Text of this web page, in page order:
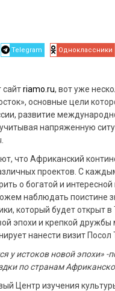
Telegram Одноклассники
сайтriamo.ru, вот уже
основные цели
развитие
напряженную
что Африканский
проектов. С
о богатой и
наблюдать поистине
который будет открыт
эпохи и крепкой
нанести визит
у истоков новой эпохи» -
по странам
Центр изучения